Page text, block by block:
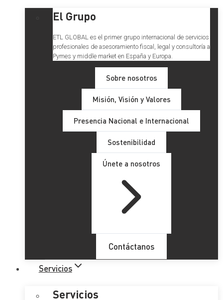
El Grupo
ETL GLOBAL es el primer grupo internacional de servicios
profesionales de asesoramiento fiscal, legal y consultoría a
Pymes y middle market en España y Europa.
Sobre nosotros
Misión, Visión y Valores
Presencia Nacional e Internacional
Sostenibilidad
Únete a nosotros
Contáctanos
Servicios
Servicios